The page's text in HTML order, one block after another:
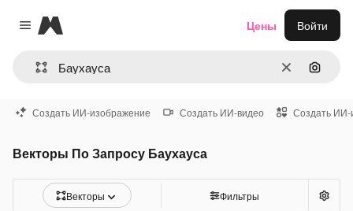
Close menu
Magnific
ОчиститьПоиск
Цены Войти
Создать ИИ-изображение Создать ИИ-видео Создать ИИ-
Векторы По Запросу Баухауса
Векторы Фильтры